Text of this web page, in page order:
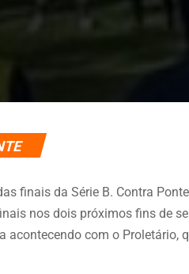
finais da Série B. Contra
nos dois próximos fins de
com o Proletário,